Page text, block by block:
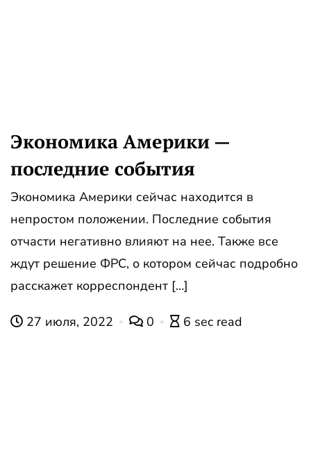
Экономика Америки —
последние события
Экономика Америки сейчас находится в
непростом положении. Последние события
отчасти негативно влияют на нее. Также все
ждут решение ФРС, о котором сейчас подробно
расскажет корреспондент […]
27 июля, 2022 0 6 sec read